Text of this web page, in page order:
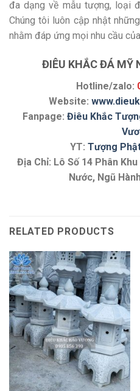
đa dạng về mẫu tượng, loại
Chúng tôi luôn cập nhật
nhằm đáp ứng mọi nhu cầu
ĐIÊU KHẮC ĐÁ MỸ
Hotline/zalo:
Website:
Fanpage: Điêu Khắc
YT: Tượng
Địa Chỉ: Lô Số 14 Phân
Nước, Ngũ
RELATED PRODUCTS